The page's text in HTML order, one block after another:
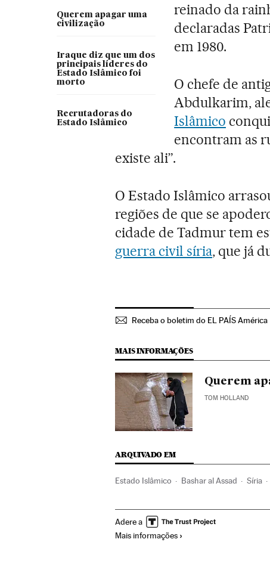
Querem apagar uma
civilização
Iraque diz que um dos
principais líderes do
Estado Islâmico foi
morto
Recrutadoras do
Estado Islâmico
reinado da
declaradas
em 1980.
O chefe de
Abdulkarim,
Islâmico
encontram as
existe ali”.
O Estado Islâmico
regiões de que se
cidade de Tadmur tem
guerra civil síria, que já
Receba o boletim do EL PAÍS América
MAIS INFORMAÇÕES
Querem
TOM HOLLAND
ARQUIVADO EM
Estado Islâmico Bashar al Assad Síria
Grupos terroristas Conflitos
Adere a
Mais informações